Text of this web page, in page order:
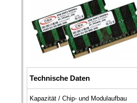
Technische Daten
Kapazität / Chip- und Modulaufbau